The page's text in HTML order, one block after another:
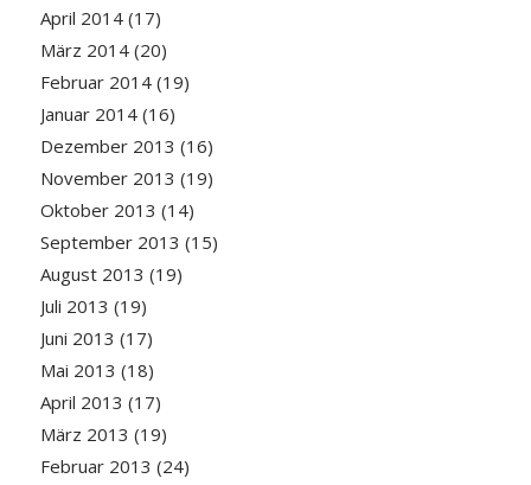
April 2014(17)
März 2014(20)
Februar 2014(19)
Januar 2014(16)
Dezember 2013 (16)
November 2013 (19)
Oktober 2013 (14)
September 2013 (15)
August 2013 (19)
Juli 2013 (19)
Juni 2013 (17)
Mai 2013 (18)
April 2013 (17)
März 2013 (19)
Februar 2013 (24)